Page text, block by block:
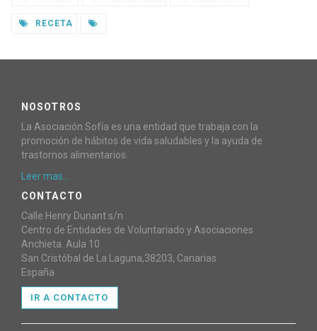
RECETA
NOSOTROS
La Asociación Sofía es una entidad que trabaja con la
promoción de hábitos de vida saludables y la ayuda de
trastornos alimentarios.
Leer mas...
CONTACTO
Calle Henry Dunant s/n
Centro de Entidades de Voluntariado y Asociaciones
Anchieta. Aula 10
San Cristóbal de La Laguna,38203, Canarias
España
IR A CONTACTO